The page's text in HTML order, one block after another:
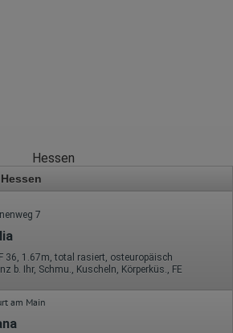
Hessen
7
36, 1.67m, total rasiert, osteuropäisch
b. Ihr, Schmu., Kuscheln, Körperküs., FE
am Main